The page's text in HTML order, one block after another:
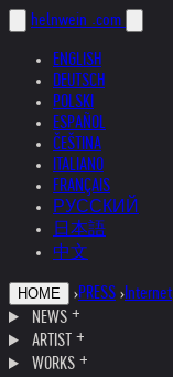
helnwein .com
ENGLISH
DEUTSCH
POLSKI
ESPAÑOL
ČEŠTINA
ITALIANO
FRANÇAIS
РУССКИЙ
日本語
中文
HOME ›PRESS ›Internet
NEWS
ARTIST
WORKS